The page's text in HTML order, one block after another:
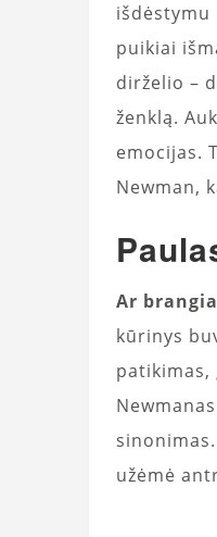
puikiai
dirželio –
ženklą.
emocijas.
Newman,
Ar
kūrinys
patikimas,
užėmė